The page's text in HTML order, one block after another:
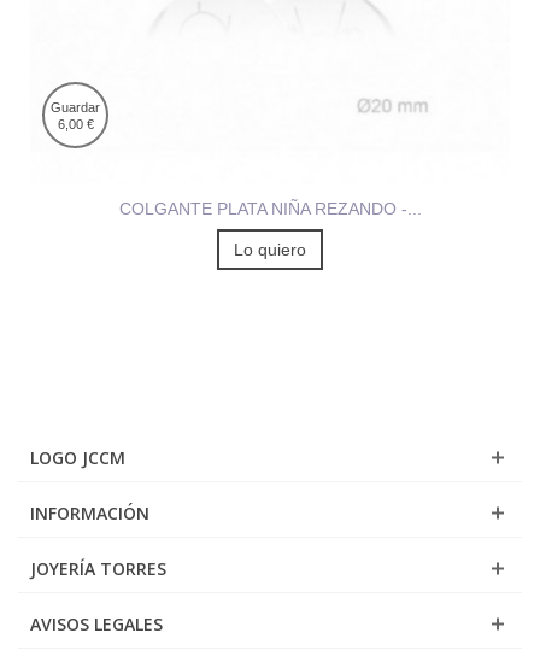
Guardar
6,00 €
COLGANTE PLATA NIÑA REZANDO -...
Lo quiero
LOGO JCCM
INFORMACIÓN
JOYERÍA TORRES
AVISOS LEGALES